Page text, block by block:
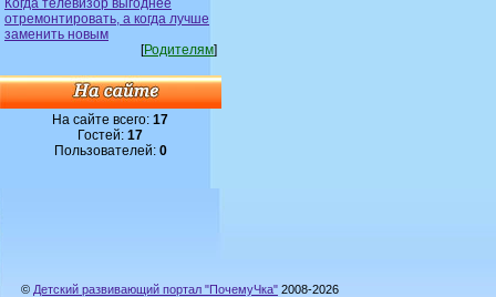
Когда телевизор выгоднее
отремонтировать, а когда лучше
заменить новым
[Родителям]
На сайте всего:17
Гостей:17
Пользователей: 0
© Детский развивающий портал "ПочемуЧка" 2008-2026